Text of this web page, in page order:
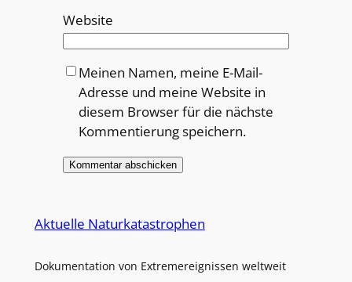
Website
Meinen Namen, meine E-Mail-
Adresse und meine Website in
diesem Browser für die nächste
Kommentierung speichern.
Aktuelle Naturkatastrophen
Dokumentation von Extremereignissen weltweit